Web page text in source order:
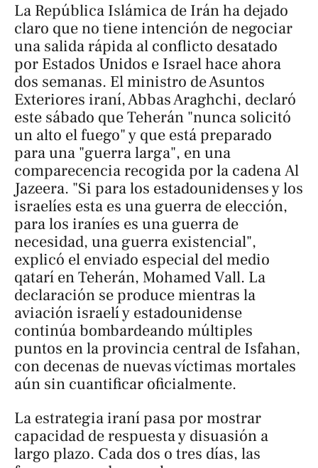
La República Islámica de Irán ha dejado
claro que no tiene intención de negociar
una salida rápida al conflicto desatado
por Estados Unidos e Israel hace ahora
dos semanas. El ministro de Asuntos
Exteriores iraní, Abbas Araghchi, declaró
este sábado que Teherán "nunca solicitó
un alto el fuego" y que está preparado
para una "guerra larga", en una
comparecencia recogida por la cadenaAl
Jazeera. "Si para los estadounidenses y los
israelíes esta es una guerra de elección,
para los iraníes es una guerra de
necesidad, una guerra existencial",
explicó el enviado especial del medio
qatarí en Teherán, Mohamed Vall. La
declaración se produce mientras la
aviación israelí y estadounidense
continúa bombardeando múltiples
puntos en la provincia central de Isfahan,
con decenas de nuevas víctimas mortales
aún sin cuantificar oficialmente.
La estrategia iraní pasa por mostrar
capacidad de respuesta y disuasión a
largo plazo. Cada dos o tres días, las